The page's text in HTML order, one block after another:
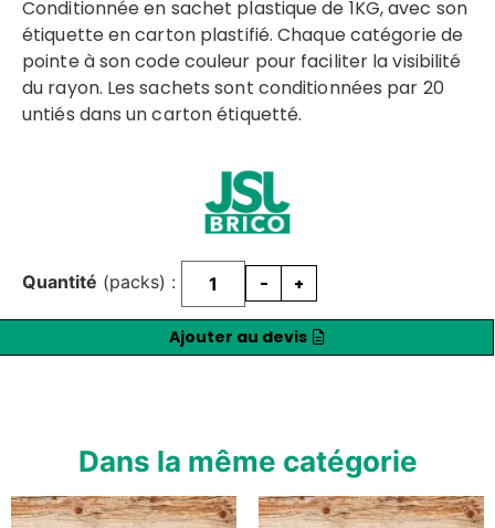
Conditionnée en sachet plastique de 1KG, avec son
étiquette en carton plastifié. Chaque catégorie de
pointe à son code couleur pour faciliter la visibilité
du rayon. Les sachets sont conditionnées par 20
untiés dans un carton étiquetté.
Quantité (packs) : - +
Ajouter au devis
Dans la même catégorie